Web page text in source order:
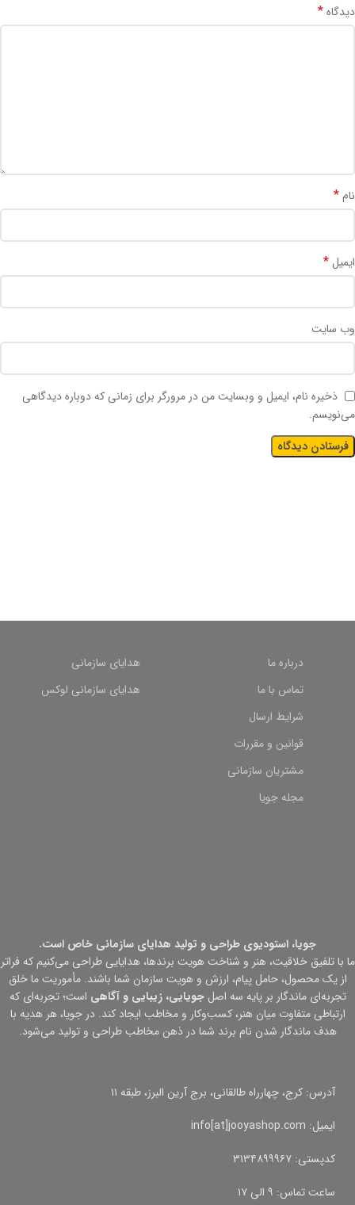
دیدگاه*
نام*
ایمیل*
وب‌ سایت
ذخیره نام، ایمیل و وبسایت من در مرورگر برای زمانی که دوباره دیدگاهی
می‌نویسم.
هدایای سازمانی
هدایای سازمانی لوکس
درباره ما
تماس با ما
شرایط ارسال
قوانین و مقررات
مشتریان سازمانی
مجله جویا
جویا، استودیوی طراحی و تولید هدایای سازمانی خاص است.
ما با تلفیق خلاقیت، هنر و شناخت هویت برندها، هدایایی طراحی می‌کنیم که فراتر
از یک محصول، حامل پیام، ارزش و هویت سازمان شما باشند. مأموریت ما خلق
تجربه‌ای ماندگار بر پایه سه اصلجویایی، زیبایی و آگاهی است؛ تجربه‌ای که
ارتباطی متفاوت میان هنر، کسب‌وکار و مخاطب ایجاد کند. در جویا، هر هدیه با
هدف ماندگار شدن نام برند شما در ذهن مخاطب طراحی و تولید می‌شود.
آدرس: کرج، چهارراه طالقانی، برج آرین البرز، طبقه ۱۱
ایمیل: info[at]jooyashop.com
کدپستی: ۳۱۳۴۸۹۹۹۶۷
ساعت تماس: ۹ الی ۱۷